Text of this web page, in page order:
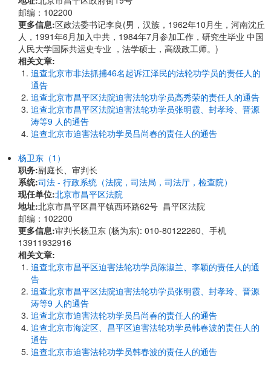
邮编：102200
更多信息:区政法委书记李良(男，汉族，1962年10月生，河南沈丘
人，1991年6月加入中共，1984年7月参加工作，研究生毕业 中国
人民大学国际共运史专业 ，法学硕士，高级政工师。)
相关文章:
追查北京市非法抓捕46名起诉江泽民的法轮功学员的责任人的
通告
追查北京市昌平区法院迫害法轮功学员高秀荣的责任人的通告
追查北京市昌平区法院迫害法轮功学员张明霞、封孝玲、晋源
涛等9 人的通告
追查北京市迫害法轮功学员吕尚春的责任人的通告
杨卫东（1）
职务:副庭长、审判长
系统:司法 - 行政系统（法院，司法局，司法厅，检查院）
现任单位:北京市昌平区法院
地址:北京市昌平区昌平镇西环路62号 昌平区法院
邮编：102200
更多信息:审判长杨卫东 (杨为东): 010-80122260、手机
13911932916
相关文章:
追查北京市昌平区迫害法轮功学员陈淑兰、李颖的责任人的通
告
追查北京市昌平区法院迫害法轮功学员张明霞、封孝玲、晋源
涛等9 人的通告
追查北京市迫害法轮功学员吕尚春的责任人的通告
追查北京市海淀区、昌平区迫害法轮功学员韩春波的责任人的
通告
追查北京市迫害法轮功学员韩春波的责任人的通告